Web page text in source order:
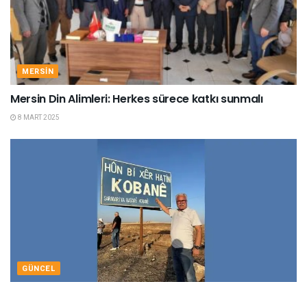
MERSIN
Mersin Din Alimleri: Herkes sürece katkı sunmalı
8 MART 2025
GÜNCEL